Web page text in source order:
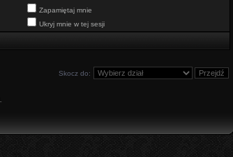
Zapamiętaj mnie
Ukryj mnie w tej sesji
Skocz do: